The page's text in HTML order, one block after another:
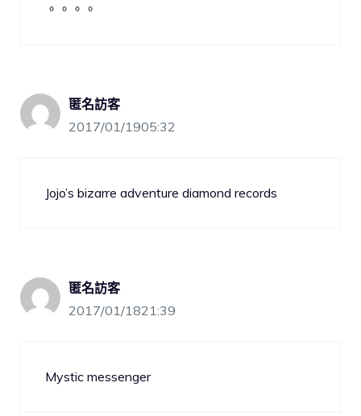
。。。。
匿名訪客
2017/01/1905:32
Jojo’s bizarre adventure diamond records
匿名訪客
2017/01/1821:39
Mystic messenger